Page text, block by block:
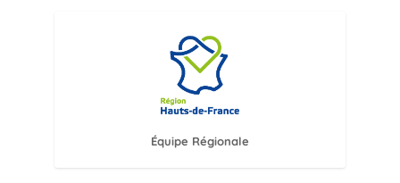
Équipe Régionale